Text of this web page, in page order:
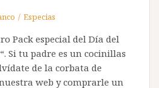
Especias
Pack especial del Día del
Si tu padre es un cocinillas
de la corbata de
web y comprarle un